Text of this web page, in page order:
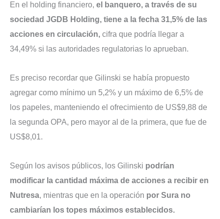
En el holding financiero, el banquero, a través de su
sociedad JGDB Holding, tiene a la fecha 31,5% de las
acciones en circulación, cifra que podría llegar a
34,49% si las autoridades regulatorias lo aprueban.
Es preciso recordar que Gilinski se había propuesto
agregar como mínimo un 5,2% y un máximo de 6,5% de
los papeles, manteniendo el ofrecimiento de US$9,88 de
la segunda OPA, pero mayor al de la primera, que fue de
US$8,01.
Según los avisos públicos, los Gilinski podrían
modificar la cantidad máxima de acciones a recibir en
Nutresa, mientras que en la operación por Sura no
cambiarían los topes máximos establecidos.